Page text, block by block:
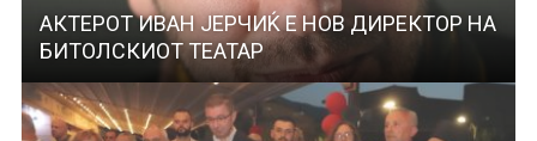
АКТЕРОТ ИВАН ЈЕРЧИЌ Е НОВ ДИРЕКТОР НА
БИТОЛСКИОТ ТЕАТАР